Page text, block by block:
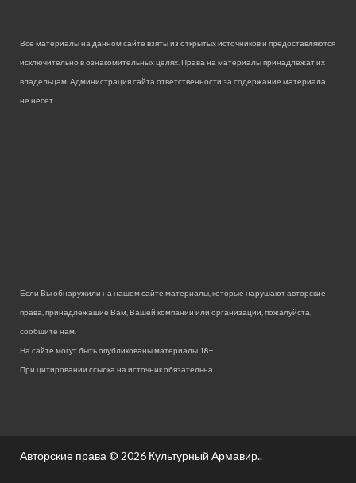
Все материалы на данном сайте взяты из открытых источников и предоставляются
исключительно в ознакомительных целях. Права на материалы принадлежат их
владельцам. Администрация сайта ответственности за содержание материала
не несет.
Если Вы обнаружили на нашем сайте материалы, которые нарушают авторские
права, принадлежащие Вам, Вашей компании или организации, пожалуйста,
сообщите нам.
На сайте могут быть опубликованы материалы 18+!
При цитировании ссылка на источник обязательна.
Авторские права © 2026 Культурный Армавир..